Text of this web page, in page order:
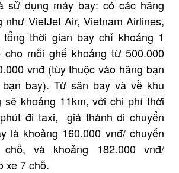
sử dụng máy bay: có các hãng
như VietJet Air, Vietnam Airlines,
tổng thời gian bay chỉ khoảng 1
mỗi ghế khoảng từ 500.000
vnđ (tùy thuộc vào hãng bạn
bay). Từ sân bay và về khu
sẽ khoảng 11km, với chi phí thời
đi taxi, giá thành di chuyển
là khoảng 160.000 vnđ/ chuyến
và khoảng 182.000 vnđ/
xe 7 chỗ.